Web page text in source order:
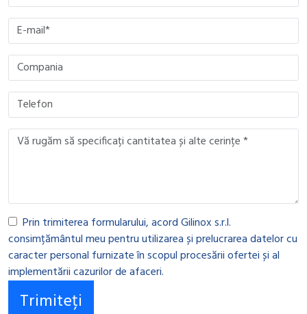
Prin trimiterea formularului, acord Gilinox s.r.l.
consimțământul meu pentru utilizarea și prelucrarea datelor cu
caracter personal furnizate în scopul procesării ofertei și al
implementării cazurilor de afaceri.